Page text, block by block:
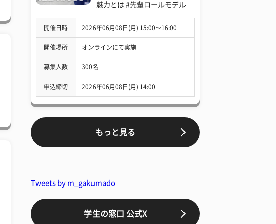
魅力とは #先輩ロールモデル
開催日時 2026年06月08日(月) 15:00〜16:00
開催場所 オンラインにて実施
募集人数 300名
申込締切 2026年06月08日(月) 14:00
もっと見る
Tweets by m_gakumado
学生の窓口 公式X